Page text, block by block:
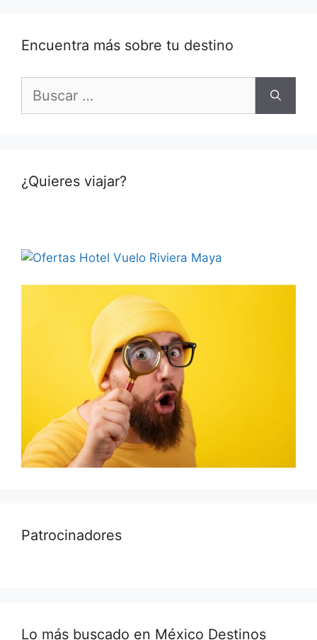
Encuentra más sobre tu destino
¿Quieres viajar?
Patrocinadores
Lo más buscado en México Destinos